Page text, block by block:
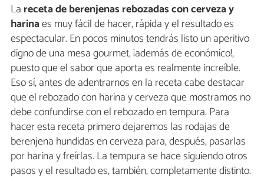
La receta de berenjenas rebozadas con cerveza y
harinaes muy fácil de hacer, rápida y el resultado es
espectacular. En pocos minutos tendrás listo un aperitivo
digno de una mesa gourmet, ¡además de económico!,
puesto que el sabor que aporta es realmente increíble.
Eso sí, antes de adentrarnos en la receta cabe destacar
que el rebozado con harina y cerveza que mostramos no
debe confundirse con el rebozado en tempura. Para
hacer esta receta primero dejaremos las rodajas de
berenjena hundidas en cerveza para, después, pasarlas
por harina y freírlas. La tempura se hace siguiendo otros
pasos y el resultado es, también, completamente distinto.